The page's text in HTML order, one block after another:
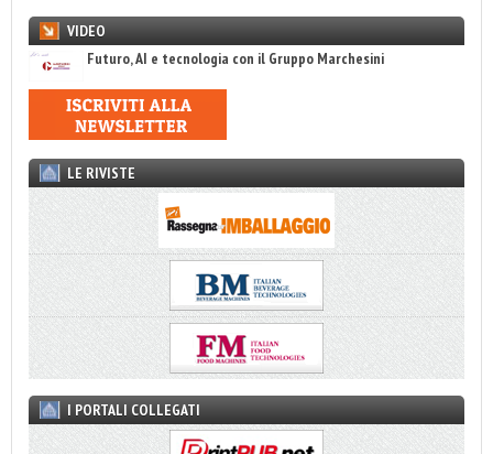
VIDEO
Futuro, AI e tecnologia con il Gruppo Marchesini
LE RIVISTE
I PORTALI COLLEGATI